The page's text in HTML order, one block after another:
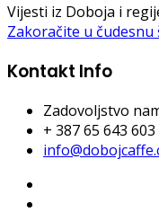
Vijesti iz Doboja i
Zakoračite u
Kontakt Info
Zadovoljstvo
+ 387 65 643